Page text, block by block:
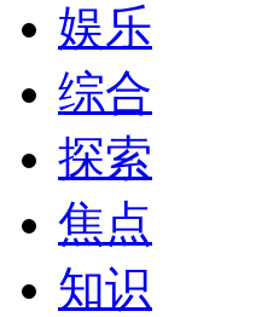
娱乐
综合
探索
焦点
知识